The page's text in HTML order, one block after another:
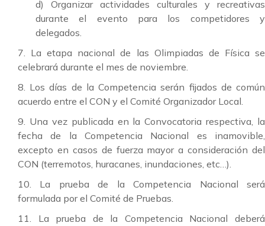
d) Organizar actividades culturales y recreativas
durante el evento para los competidores y
delegados.
7. La etapa nacional de las Olimpiadas de Física se
celebrará durante el mes de noviembre.
8. Los días de la Competencia serán fijados de común
acuerdo entre el CON y el Comité Organizador Local.
9. Una vez publicada en la Convocatoria respectiva, la
fecha de la Competencia Nacional es inamovible,
excepto en casos de fuerza mayor a consideración del
CON (terremotos, huracanes, inundaciones, etc…).
10. La prueba de la Competencia Nacional será
formulada por el Comité de Pruebas.
11. La prueba de la Competencia Nacional deberá